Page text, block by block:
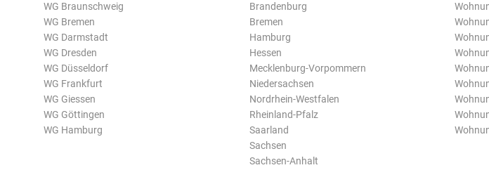
WG Braunschweig
WG Bremen
WG Darmstadt
WG Dresden
WG Düsseldorf
WG Frankfurt
WG Giessen
WG Göttingen
WG Hamburg
Brandenburg
Bremen
Hamburg
Hessen
Mecklenburg-Vorpommern
Niedersachsen
Nordrhein-Westfalen
Rheinland-Pfalz
Saarland
Sachsen
Sachsen-Anhalt